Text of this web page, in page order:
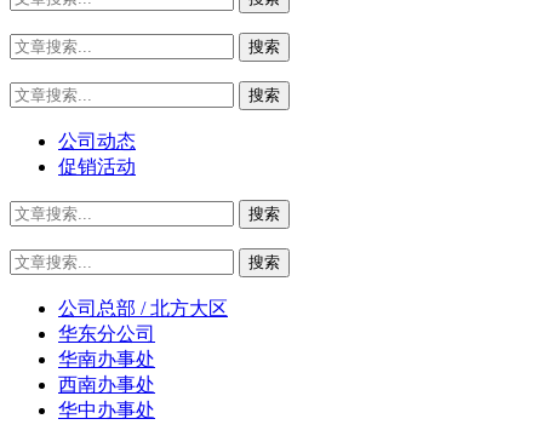
公司动态
促销活动
公司总部 / 北方大区
华东分公司
华南办事处
西南办事处
华中办事处